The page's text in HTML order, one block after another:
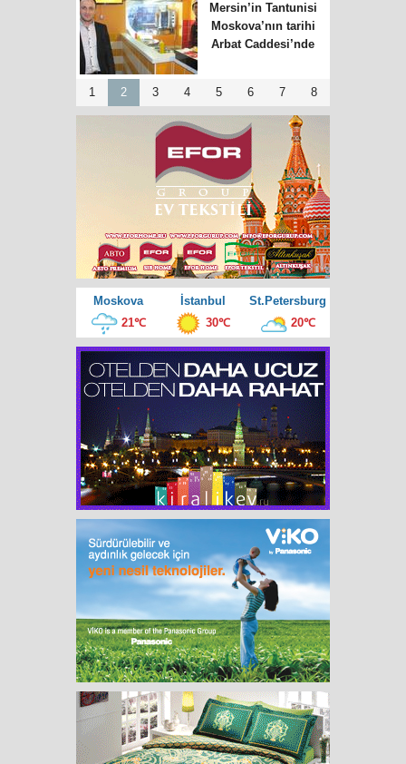
Mersin’in Tantunisi
Moskova’nın tarihi
Arbat Caddesi’nde
1 2 3 4 5 6 7 8
Moskova İstanbul
St.Petersburg
21℃
30℃ 20℃